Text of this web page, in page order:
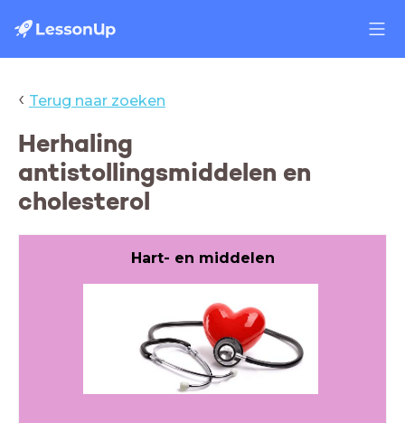
‹ Terug naar zoeken
Herhaling
antistollingsmiddelen en
cholesterol
Hart- en middelen
Herhaling